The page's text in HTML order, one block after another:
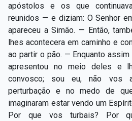
apóstolos e os que
reunidos — e diziam: O Senhor
apareceu a Simão. — Então,
lhes acontecera em caminho e
ao partir o pão. — Enquanto
apresentou no meio deles e
convosco; sou eu, não vos
perturbação e no medo de
imaginaram estar vendo um
Por que vos turbais? Por